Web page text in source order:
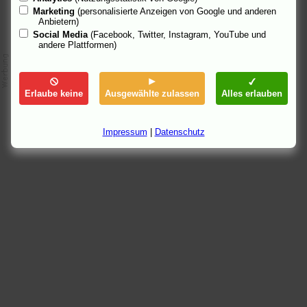
Marketing (personalisierte Anzeigen von Google und anderen
Anbietern)
Social Media (Facebook, Twitter, Instagram, YouTube und
andere Plattformen)
Erlaube keine Ausgewählte zulassen Alles erlauben
Impressum Datenschutz